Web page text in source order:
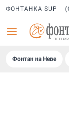
ФОНТАНКА SUP
Фонтан на Неве